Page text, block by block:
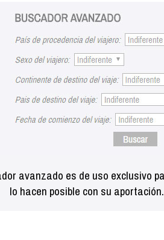
avanzado es de uso exclusivo
lo hacen posible con su aportación.